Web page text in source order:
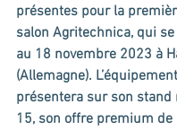
présentes pour la
salon Agritechnica, qui
au 18 novembre 2023 à
(Allemagne).
présentera sur son stand
15, son offre premium